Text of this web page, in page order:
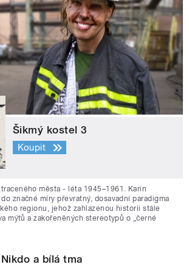
Šikmý kostel 3
Koupit
města - léta 1945–1961. Karin
značné míry převratný, dosavadní paradigma
regionu, jehož zahlazenou historii stále
mýtů a zakořeněných stereotypů o „černé
a bílá tma